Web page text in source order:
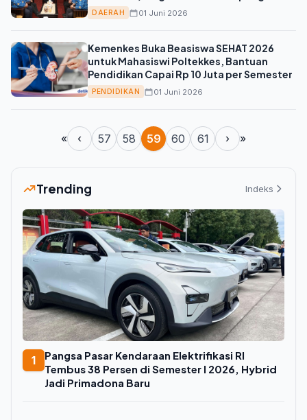
Tindih
DAERAH 01 Juni 2026
Kemenkes Buka Beasiswa SEHAT 2026
untuk Mahasiswi Poltekkes, Bantuan
Pendidikan Capai Rp 10 Juta per Semester
PENDIDIKAN 01 Juni 2026
« ‹ 57 58 59 60 61 › »
Trending Indeks
1
Pangsa Pasar Kendaraan Elektrifikasi RI
Tembus 38 Persen di Semester I 2026, Hybrid
Jadi Primadona Baru